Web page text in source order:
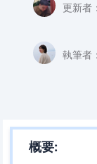
更新者：
執筆者：
概要: